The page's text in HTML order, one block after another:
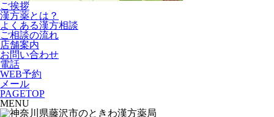
ご挨拶
漢方薬とは？
よくある漢方相談
ご相談の流れ
店舗案内
お問い合わせ
電話
WEB予約
メール
PAGETOP
MENU